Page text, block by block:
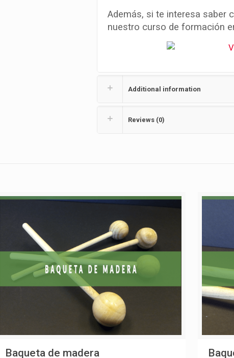
Además, si te interesa saber
nuestro curso de formación
Additional information
Reviews (0)
Baqueta de madera